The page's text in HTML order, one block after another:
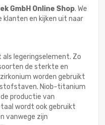
GmbH Online Shop. We
en kijken uit naar
legeringselement. Zo
de sterkte en
worden gebruikt
Niob-titanium
productie van
wordt ook gebruikt
vanwege zijn